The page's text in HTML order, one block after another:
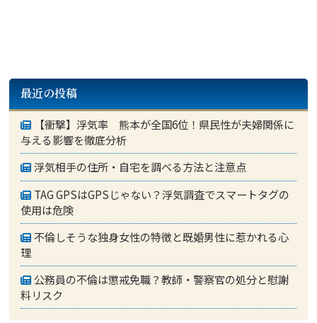
最近の投稿
【衝撃】浮気率 熊本が全国6位！県民性が夫婦関係に
与える影響を徹底分析
浮気相手の住所・自宅を調べる方法と注意点
TAG GPSはGPSじゃない？浮気調査でスマートタグの
使用は危険
不倫しそうな独身女性の特徴と既婚男性に惹かれる心
理
公務員の不倫は懲戒免職？教師・警察官の処分と慰謝
料リスク